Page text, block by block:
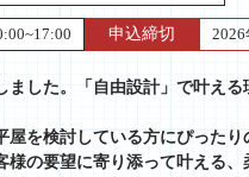
申込締切 2026
ました。「自由設計」で叶える
屋を検討している方にぴったり
様の要望に寄り添って叶える、